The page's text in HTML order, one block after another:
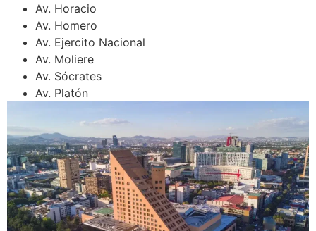
Av. Horacio
Av. Homero
Av. Ejercito Nacional
Av. Moliere
Av. Sócrates
Av. Platón